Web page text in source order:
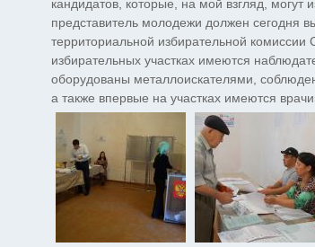
кандидатов, которые, на мой взгляд,
представитель молодежи должен сегодня
территориальной избирательной
избирательных участках имеются
оборудованы металлоискателями,
а также впервые на участках имеются